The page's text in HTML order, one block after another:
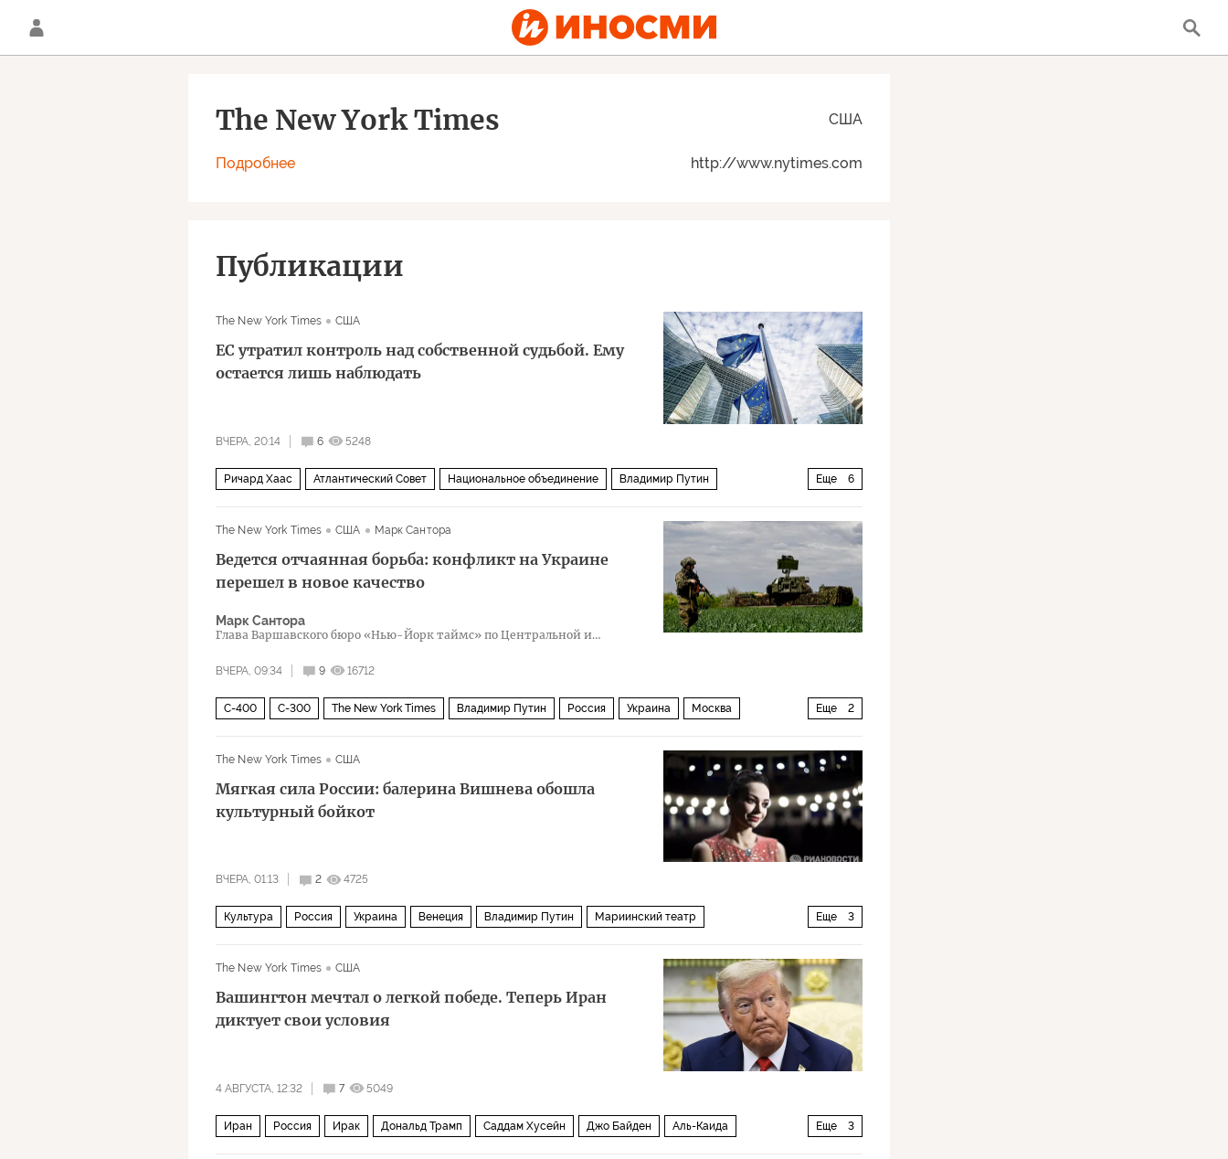
США
http://www.nytimes.com
The New York Times
Подробнее
Публикации
The New York Times США
ЕС утратил контроль над собственной судьбой. Ему
остается лишь наблюдать
ВЧЕРА, 20:14 6 5248
Еще 6
Ричард Хаас Атлантический Совет Национальное объединение Владимир Путин
The New York Times
США Марк Сантора
Ведется отчаянная борьба: конфликт на Украине
перешел в новое качество
Марк Сантора
Глава Варшавского бюро «Нью-Йорк таймс» по Центральной и
ВЧЕРА, 09:34 9 16712
Еще 2
С-400 С-300 The New York Times Владимир Путин Россия Украина Москва
The New York Times
США
Мягкая сила России: балерина Вишнева обошла
культурный бойкот
ВЧЕРА, 01:13 2 4725
Еще 3
Культура Россия Украина Венеция Владимир Путин Мариинский театр
The New York Times
США
Вашингтон мечтал о легкой победе. Теперь Иран
диктует свои условия
4 АВГУСТА, 12:32 7 5049
Еще 3
Иран Россия Ирак Дональд Трамп Саддам Хусейн Джо Байден Аль-Каида